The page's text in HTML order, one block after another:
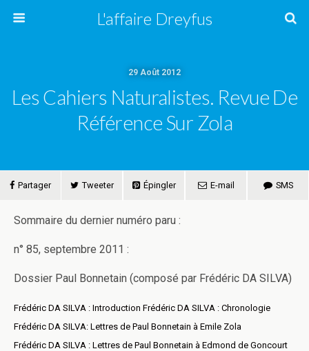
L'affaire Dreyfus
29 Août 2012
Les Cahiers Naturalistes. Revue De
Référence Sur Zola
Partager Tweeter Épingler E-mail SMS
Sommaire du dernier numéro paru :
n° 85, septembre 2011 :
Dossier Paul Bonnetain (composé par Frédéric DA SILVA)
Frédéric DA SILVA : Introduction Frédéric DA SILVA : Chronologie
Frédéric DA SILVA: Lettres de Paul Bonnetain à Emile Zola
Frédéric DA SILVA : Lettres de Paul Bonnetain à Edmond de Goncourt